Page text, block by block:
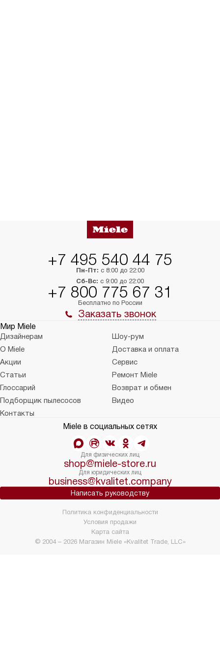
+7 495 540 44 75
Пн-Пт: с 8:00 до 22:00
Сб-Вс: с 9:00 до 22:00
+7 800 775 67 31
Бесплатно по России
Заказать звонок
Мир Miele
Дизайнерам
Шоу-рум
О Miele
Доставка и оплата
Акции
Сервис
Статьи
Ремонт Miele
Глоссарий
Возврат и обмен
Подборщик пылесосов
Видео
Контакты
Miele в социальных сетях
Для физических лиц
shop@miele-store.ru
Для юридических лиц
business@kvalitet.company
Написать руководству
© 2004 – 2026 Магазин Miele «Kvalitet Trade, LLC»
Политика конфиденциальности
Условия продажи
Карта сайта